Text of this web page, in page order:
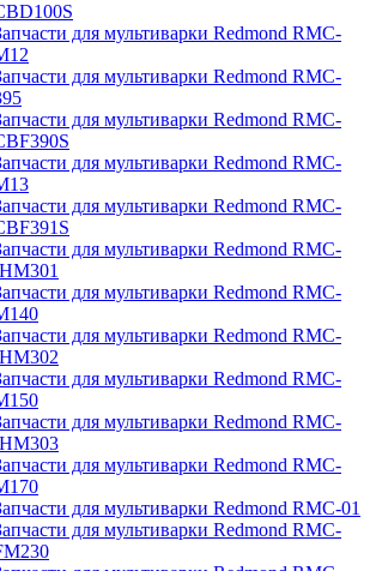
для мультиварки Redmond RMC-
для мультиварки Redmond RMC-
для мультиварки Redmond RMC-
для мультиварки Redmond RMC-
для мультиварки Redmond RMC-
для мультиварки Redmond RMC-
для мультиварки Redmond RMC-
для мультиварки Redmond RMC-
для мультиварки Redmond RMC-
для мультиварки Redmond RMC-
для мультиварки Redmond RMC-
для мультиварки Redmond RMC-01
для мультиварки Redmond RMC-